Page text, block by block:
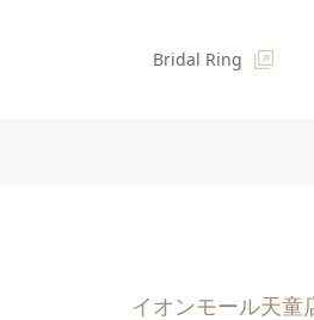
Bridal Ring
イオンモール天童